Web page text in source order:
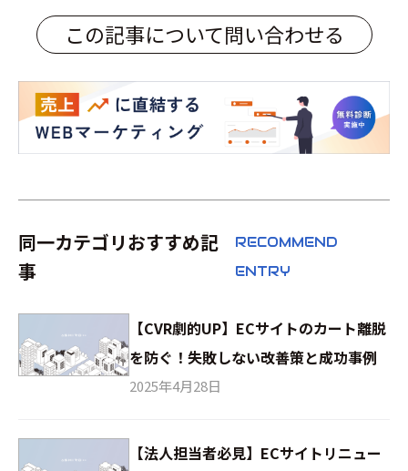
この記事について問い合わせる
同一カテゴリおすすめ記
事
RECOMMEND
ENTRY
【CVR劇的UP】ECサイトのカート離脱
を防ぐ！失敗しない改善策と成功事例
2025年4月28日
【法人担当者必見】ECサイトリニュー